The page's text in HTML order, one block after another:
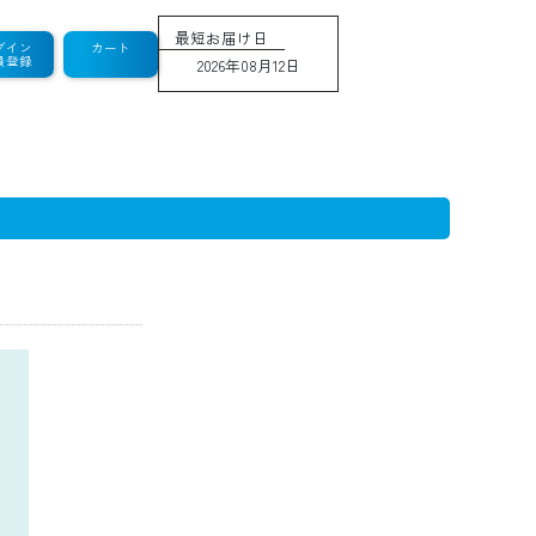
イン
登録
カート
最短お届け日
2026年08月12日